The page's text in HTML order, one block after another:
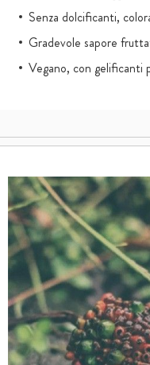
Senza dolcificanti,
Gradevole sapore
Vegano, con gelificanti